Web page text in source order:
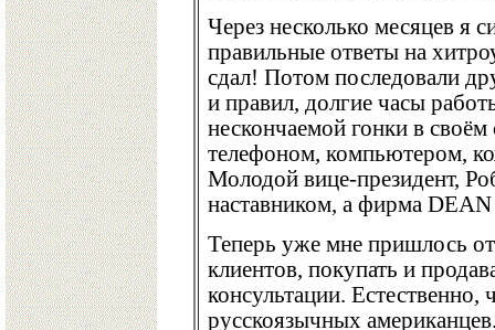
Через несколько месяцев я
правильные ответы на
сдал! Потом последовали
и правил, долгие часы
нескончаемой гонки в
телефоном, компьютером,
Молодой вице-президент,
наставником, а фирма
Теперь уже мне пришлось
клиентов, покупать и
консультации.
русскоязычных